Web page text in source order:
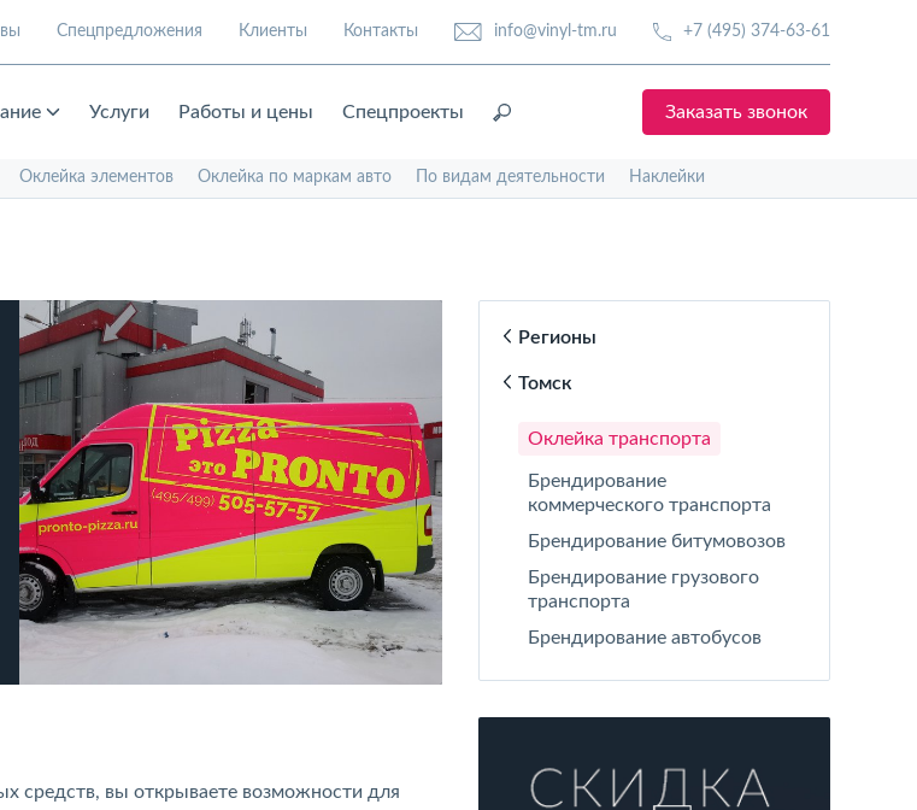
Спецпредложения Клиенты Контакты info@vinyl-tm.ru +7 (495) 374-63-61
Услуги Работы и цены Спецпроекты Заказать звонок
Оклейка элементов Оклейка по маркам авто По видам деятельности Наклейки
средств, вы открываете возможности для
Регионы
Томск
Оклейка транспорта
Брендирование
коммерческого транспорта
Брендирование битумовозов
Брендирование грузового
транспорта
Брендирование автобусов